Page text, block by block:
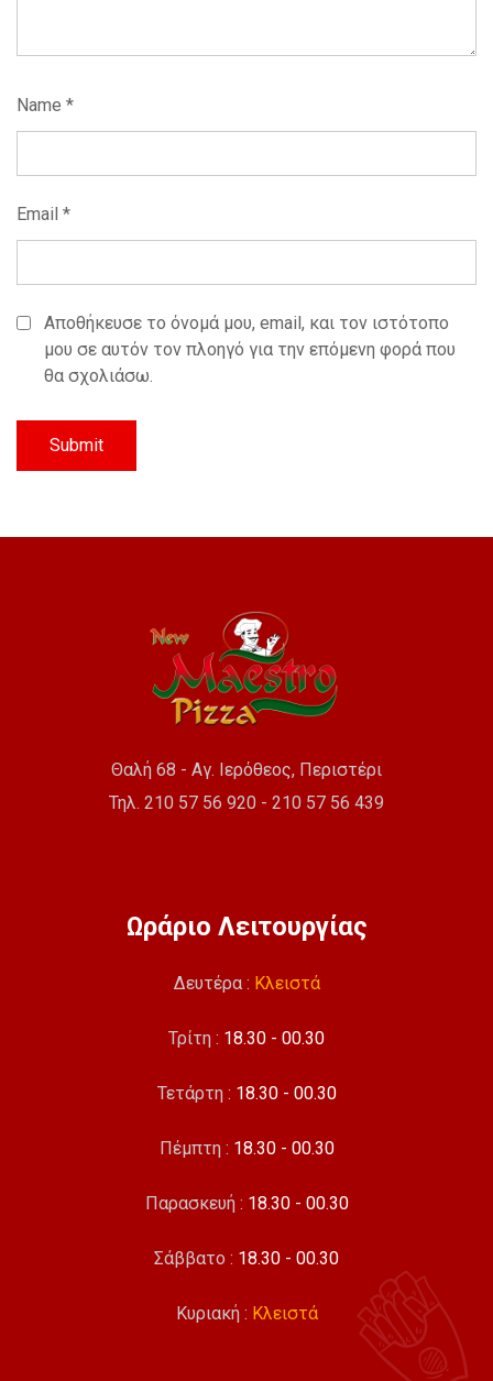
Name *
Email *
Αποθήκευσε το όνομά μου, email, και τον ιστότοπο
μου σε αυτόν τον πλοηγό για την επόμενη φορά που
θα σχολιάσω.
Θαλή 68 - Αγ. Ιερόθεος, Περιστέρι
Τηλ. 210 57 56 920 - 210 57 56 439
Ωράριο Λειτουργίας
Δευτέρα : Κλειστά
Τρίτη : 18.30 - 00.30
Τετάρτη : 18.30 - 00.30
Πέμπτη : 18.30 - 00.30
Παρασκευή : 18.30 - 00.30
Σάββατο : 18.30 - 00.30
Κυριακή : Κλειστά